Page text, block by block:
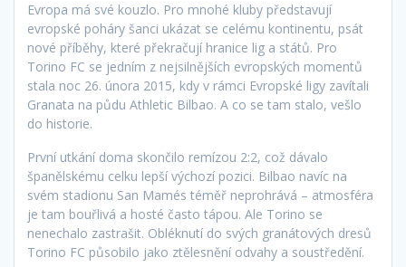
Evropa má své kouzlo. Pro mnohé kluby představují
evropské poháry šanci ukázat se celému kontinentu, psát
nové příběhy, které překračují hranice lig a států. Pro
Torino FC se jedním z nejsilnějších evropských momentů
stala noc 26. února 2015, kdy v rámci Evropské ligy zavítali
Granata na půdu Athletic Bilbao. A co se tam stalo, vešlo
do historie.
První utkání doma skončilo remízou 2:2, což dávalo
španělskému celku lepší výchozí pozici. Bilbao navíc na
svém stadionu San Mamés téměř neprohrává – atmosféra
je tam bouřlivá a hosté často tápou. Ale Torino se
nenechalo zastrašit. Obléknutí do svých granátových dresů
Torino FC působilo jako ztělesnění odvahy a soustředění.